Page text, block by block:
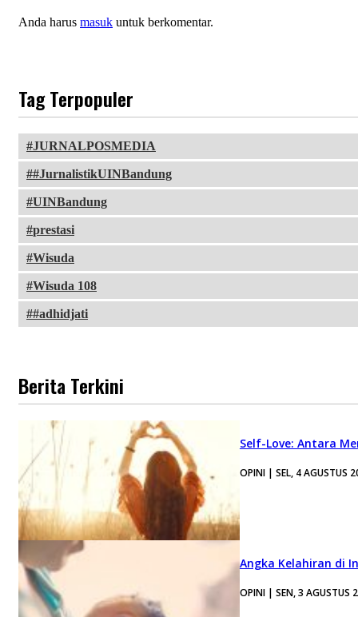
Anda harus masuk untuk berkomentar.
Tag Terpopuler
JURNALPOSMEDIA
#JurnalistikUINBandung
UINBandung
prestasi
Wisuda
Wisuda 108
#adhidjati
Berita Terkini
Self-Love: Antara
OPINI | SEL, 4 AGUSTUS
Angka Kelahiran di
OPINI | SEN, 3 AGUSTUS